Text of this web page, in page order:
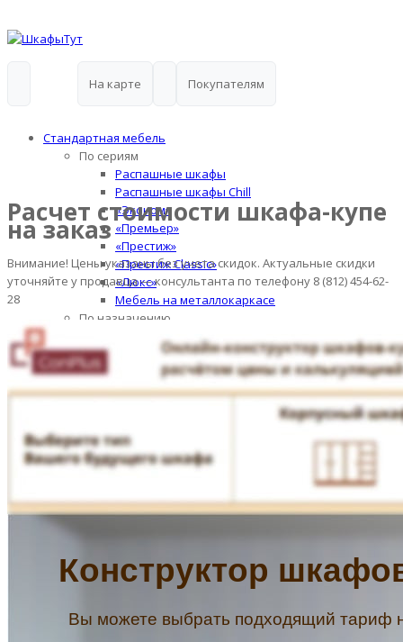
На карте Покупателям
Стандартная мебель
По сериям
Распашные шкафы
Распашные шкафы Chill
«Эконом»
«Премьер»
«Престиж»
«Престиж Classic»
«Люкс»
Мебель на металлокаркасе
По назначению
Прихожие
Комоды и Обувницы
Гостиные
Библиотеки
Мебель на заказ
По категориям
Шкафы-Купе встроенные
Шкафы-Купе подвесные
Шкафы из массива дерева
Межкомнатные двери купе
ТВ Тумбы и Комоды
Расчет стоимости шкафа-купе
на заказ
Внимание! Цены указаны без учета скидок. Актуальные скидки
уточняйте у продавца — консультанта по телефону 8 (812) 454-62-
28